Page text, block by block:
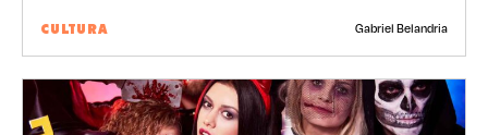
CULTURA Gabriel Belandria